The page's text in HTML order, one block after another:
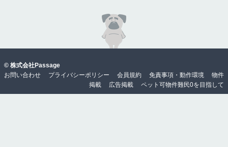
© 株式会社Passage
お問い合わせ
プライバシーポリシー 会員規約 免責事項・動作環境
物件
掲載
広告掲載 ペット可物件難民0を目指して